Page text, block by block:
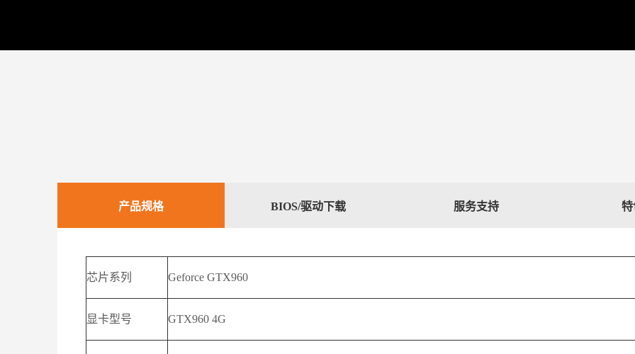
产品规格 BIOS/驱动下载 服务支持 特
芯片系列 Geforce GTX960
显卡型号 GTX960 4G